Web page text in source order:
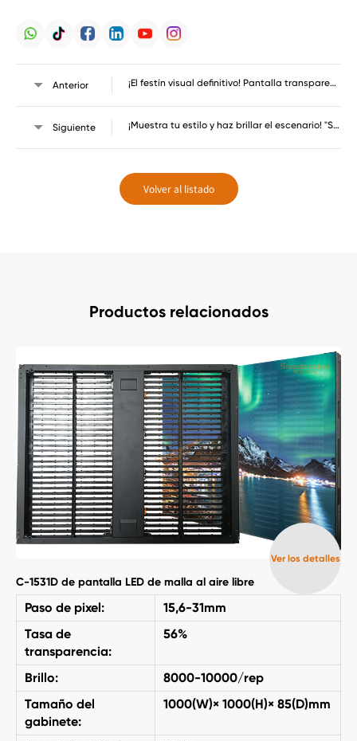
Anterior ¡El festín visual definitivo! Pantalla transparente al aire libre LED/pantalla de hielo muestra infinitas posibilidades-showtechled
Siguiente ¡Muestra tu estilo y haz brillar el escenario! "Showtechled" recluta talentos de ventas de comercio exterior con pantalla LED
Volver al listado
Productos relacionados
Ver los detalles
C-1531D de pantalla LED de malla al aire libre
Paso de pixel:
15,6-31mm
Tasa de
transparencia:
56%
Brillo:
8000-10000/rep
Tamaño del
gabinete:
1000(W)× 1000(H)× 85(D)mm